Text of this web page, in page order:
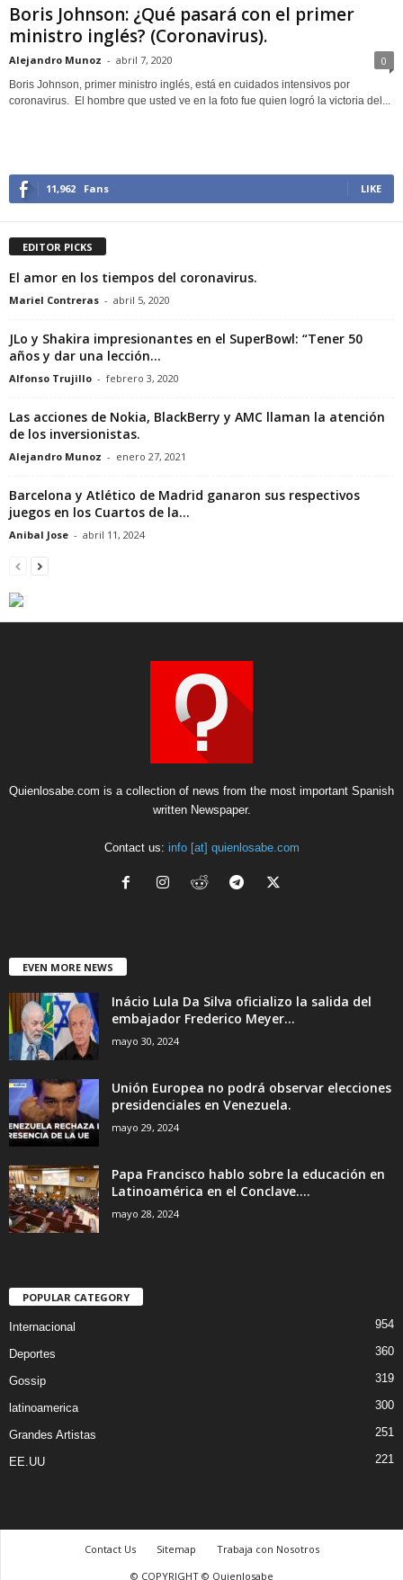
Boris Johnson: ¿Qué pasará con el primer
ministro inglés? (Coronavirus).
Alejandro Munoz - abril 7, 2020 0
Boris Johnson, primer ministro inglés, está en cuidados intensivos por
coronavirus. El hombre que usted ve en la foto fue quien logró la victoria del...
11,962 Fans LIKE
EDITOR PICKS
El amor en los tiempos del coronavirus.
Mariel Contreras - abril 5, 2020
JLo y Shakira impresionantes en el SuperBowl: “Tener 50
años y dar una lección...
Alfonso Trujillo - febrero 3, 2020
Las acciones de Nokia, BlackBerry y AMC llaman la atención
de los inversionistas.
Alejandro Munoz - enero 27, 2021
Barcelona y Atlético de Madrid ganaron sus respectivos
juegos en los Cuartos de la...
Anibal Jose - abril 11, 2024
Quienlosabe.com is a collection of news from the most important Spanish
written Newspaper.
Contact us: info [at] quienlosabe.com
EVEN MORE NEWS
Inácio Lula Da Silva oficializo la salida del
embajador Frederico Meyer...
mayo 30, 2024
Unión Europea no podrá observar elecciones
presidenciales en Venezuela.
mayo 29, 2024
Papa Francisco hablo sobre la educación en
Latinoamérica en el Conclave....
mayo 28, 2024
POPULAR CATEGORY
Internacional 954
Deportes 360
Gossip 319
latinoamerica 300
Grandes Artistas 251
EE.UU 221
Contact Us Sitemap
Trabaja con Nosotros
© COPYRIGHT © Quienlosabe